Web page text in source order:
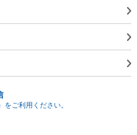
ご利用ください。